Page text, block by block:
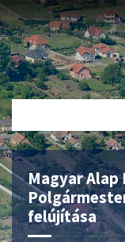
Magyar Alap
felújítása